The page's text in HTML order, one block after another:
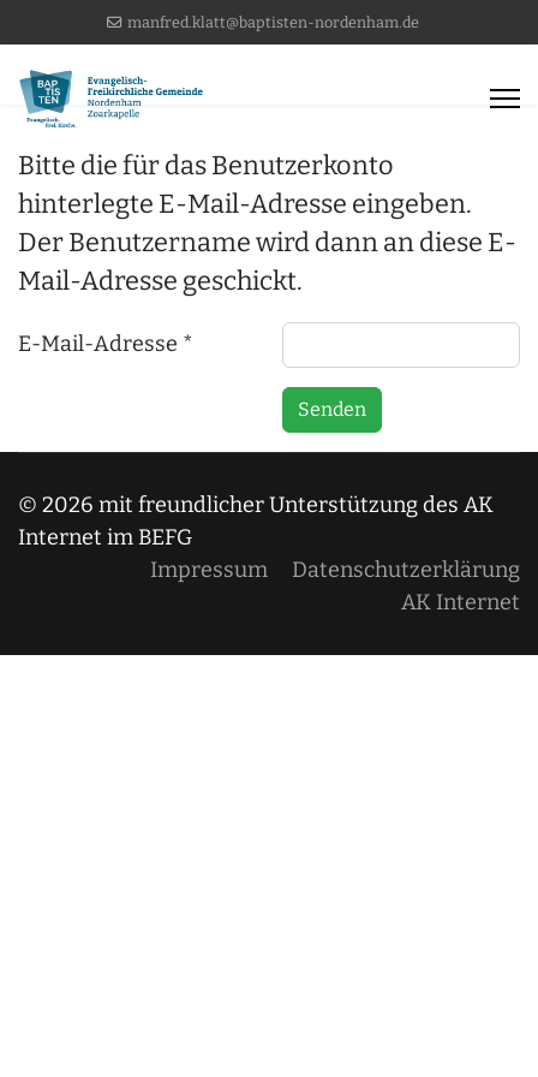
manfred.klatt@baptisten-nordenham.de
Bitte die für das Benutzerkonto
hinterlegte E-Mail-Adresse eingeben.
Der Benutzername wird dann an diese E-
Mail-Adresse geschickt.
E-Mail-Adresse *
Senden
© 2026 mit freundlicher Unterstützung des AK
Internet im BEFG
Impressum
Datenschutzerklärung
AK Internet